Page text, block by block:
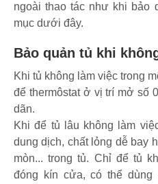
ngoài thao tác như khi bảo
mục dưới đây.
Bảo quản tủ khi
Khi tủ không làm việc trong
để thermôstat ở vị trí mở số
dãn.
Khi để tủ lâu không làm
dung dịch, chất lỏng dễ bay
mòn... trong tủ. Chỉ để tủ
đóng kín cửa, có thể dùng